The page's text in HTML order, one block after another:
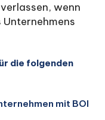
wenn
Unternehmens
die folgenden
mit BOI